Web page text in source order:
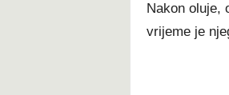
Nakon oluje,
vrijeme je